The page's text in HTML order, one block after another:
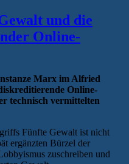
und die
Online-
Marx im Alfried
Online-
technisch vermittelten
Fünfte Gewalt ist nicht
ergänzten Bürzel der
zuschreiben und